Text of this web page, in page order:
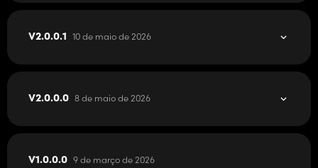
V2.0.0.1 10 de maio de 2026
V2.0.0.0 8 de maio de 2026
V1.0.0.0 9 de março de 2026